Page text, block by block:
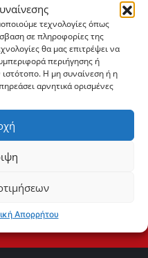
τεχνολογίες όπως
σε πληροφορίες της
θα μας επιτρέψει να
περιήγησης ή
Η μη συναίνεση ή η
αρνητικά ορισμένες
Απορρήτου
ευκαιρία;